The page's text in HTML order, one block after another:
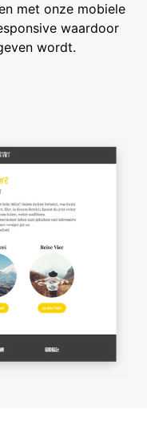
met onze mobiele
waardoor
wordt.